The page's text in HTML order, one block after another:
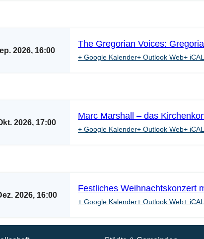
2026, 16:00
The Gregorian Voices:
+ Google Kalender+ Outlook Web+ iCAL
2026, 17:00
Marc Marshall – das
+ Google Kalender+ Outlook Web+ iCAL
2026, 16:00
Festliches Weihnachtskonzert
+ Google Kalender+ Outlook Web+ iCAL